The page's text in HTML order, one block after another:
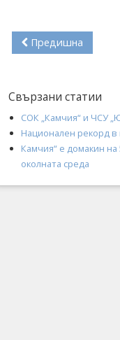
Предишна
Свързани статии
СОК „Камчия“ и ЧСУ
Национален рекорд в
Камчия“ е домакин
околната среда